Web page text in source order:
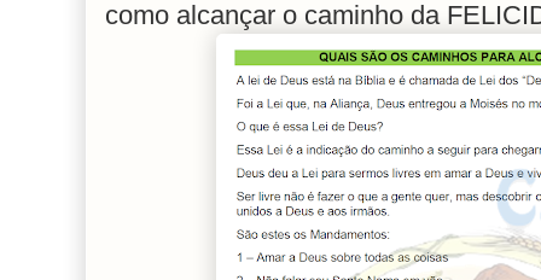
como alcançar o caminho da